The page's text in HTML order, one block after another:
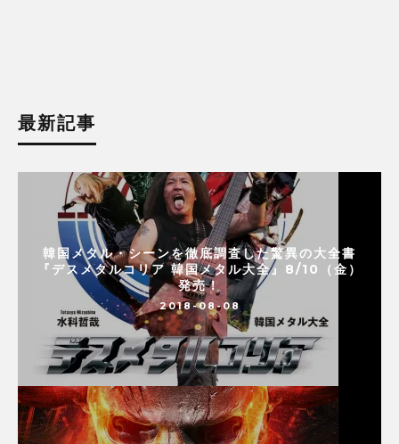
最新記事
韓国メタル・シーンを徹底調査した驚異の大全書
『デスメタルコリア 韓国メタル大全』8/10（金）
発売！
2018-08-08